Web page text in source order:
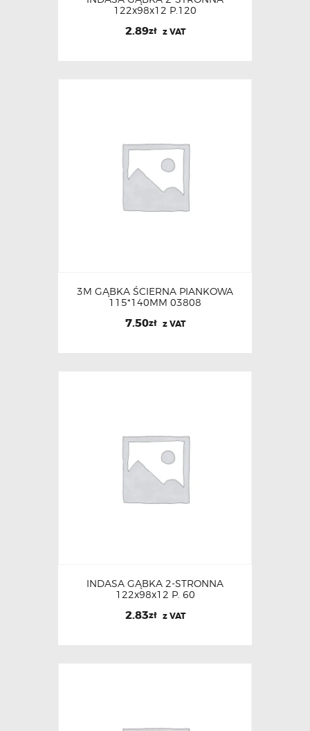
122x98x12 P.120
2.89zł z VAT
3M GĄBKA ŚCIERNA PIANKOWA
115*140MM 03808
7.50zł z VAT
INDASA GĄBKA 2-STRONNA
122x98x12 P. 60
2.83zł z VAT